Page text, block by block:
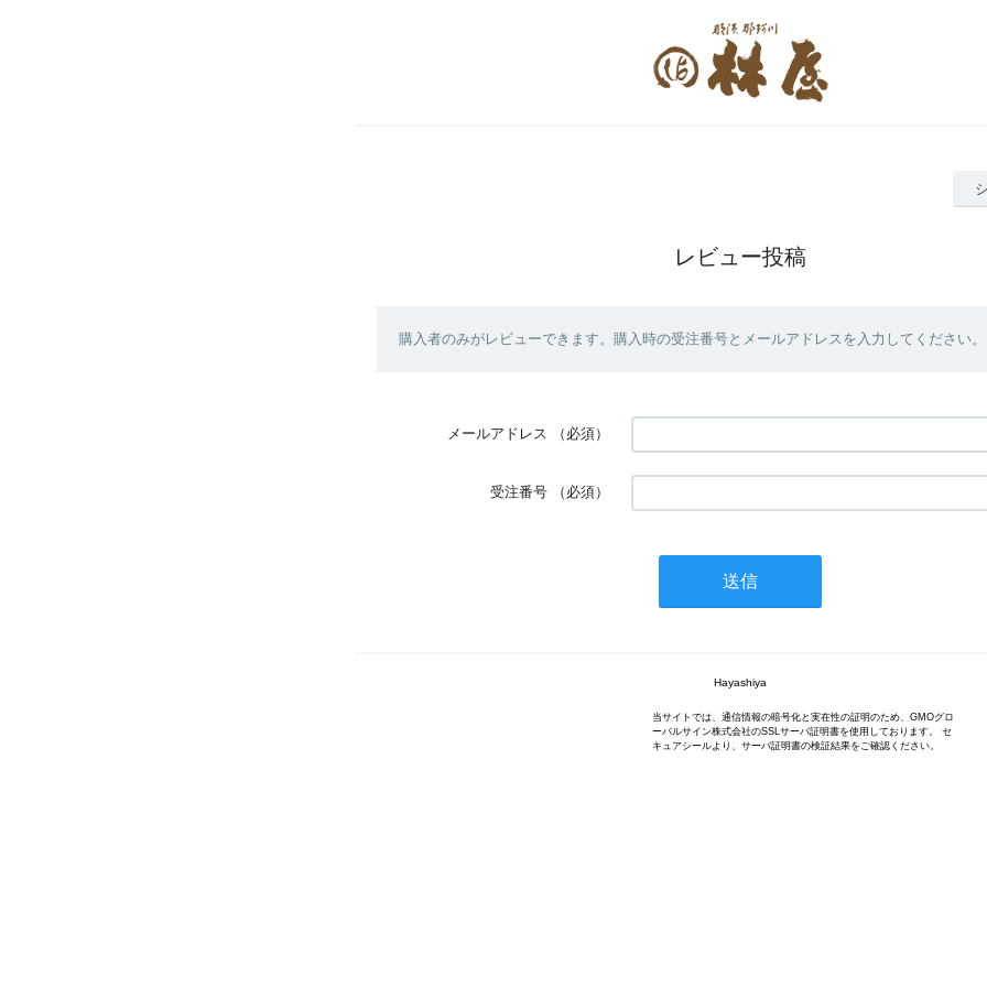
レビュー投稿
購入者のみがレビューできます。購入時の受注番号とメールアドレスを入力してください。
メールアドレス （必須）
受注番号 （必須）
Hayashiya
当サイトでは、通信情報の暗号化と実在性の証明のため、GMOグロ
ーバルサイン株式会社のSSLサーバ証明書を使用しております。 セ
キュアシールより、サーバ証明書の検証結果をご確認ください。